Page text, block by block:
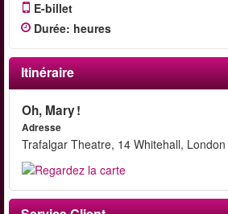
E-billet
Durée: heures
Itinéraire
Oh, Mary !
Adresse
Trafalgar Theatre, 14 Whitehall, London